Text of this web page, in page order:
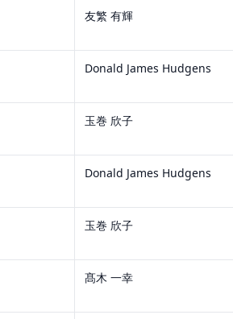
友繁 有輝
Donald James Hudgens
玉巻 欣子
Donald James Hudgens
玉巻 欣子
髙木 一幸